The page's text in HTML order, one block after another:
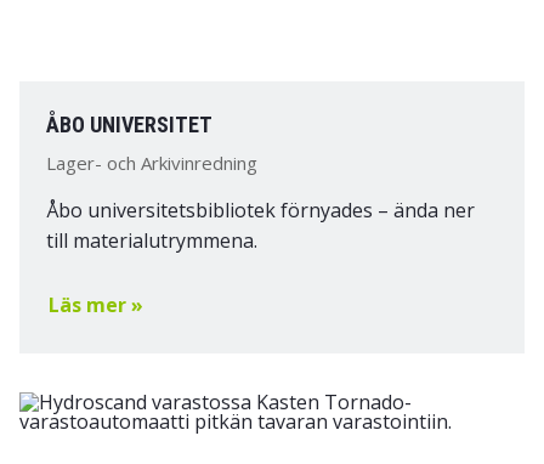
ÅBO UNIVERSITET
Lager- och Arkivinredning
Åbo universitetsbibliotek förnyades – ända ner
till materialutrymmena.
Läs mer »